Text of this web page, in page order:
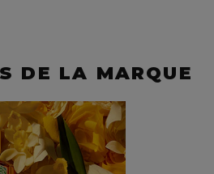
DE LA MARQUE